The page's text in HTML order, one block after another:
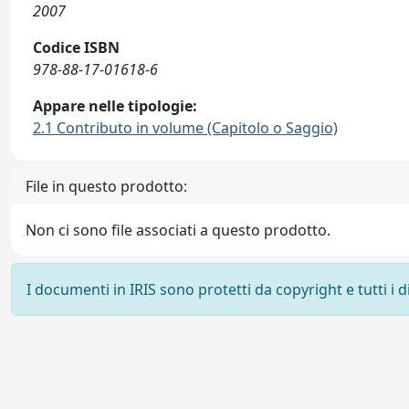
2007
Codice ISBN
978-88-17-01618-6
Appare nelle tipologie:
2.1 Contributo in volume (Capitolo o Saggio)
File in questo prodotto:
Non ci sono file associati a questo prodotto.
I documenti in IRIS sono protetti da copyright e tutti i